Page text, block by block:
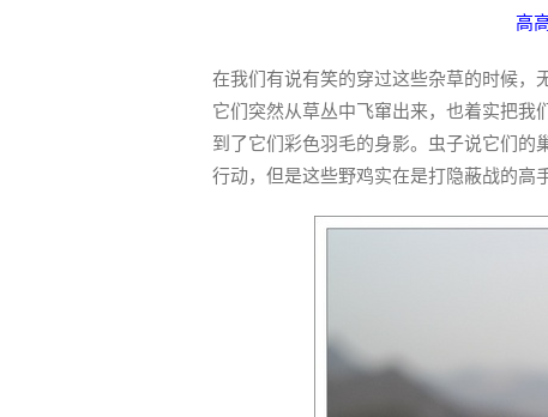
高
在我们有说有笑的穿过这些杂草的时候，
它们突然从草丛中飞窜出来，也着实把我
到了它们彩色羽毛的身影。虫子说它们
行动，但是这些野鸡实在是打隐蔽战的高